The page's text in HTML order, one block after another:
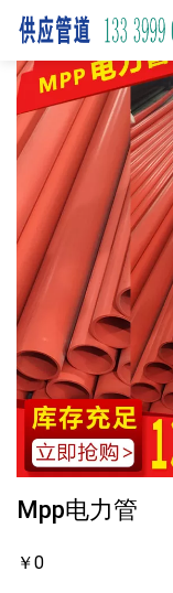
Mpp电力管
￥0